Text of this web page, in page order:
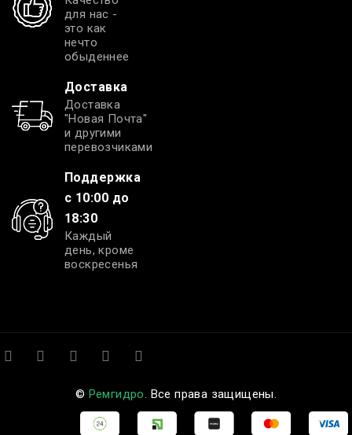
для нас -
это как
нечто
обыденнее
Доставка
Доставка
"Новая Почта"
и другими
перевозчиками
Поддержка
с 10:00 до
18:30
Каждый
день, кроме
воскресенья
© Ремгидро. Все права защищены.